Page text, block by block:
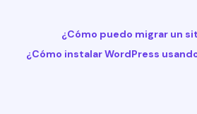
¿Cómo puedo migrar un
¿Cómo instalar WordPress